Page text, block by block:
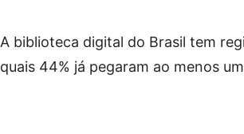
A biblioteca digital do Brasil tem
quais 44% já pegaram ao menos